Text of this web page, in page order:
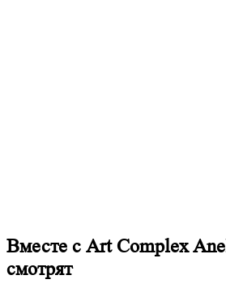
Вместе с Art Complex
смотрят